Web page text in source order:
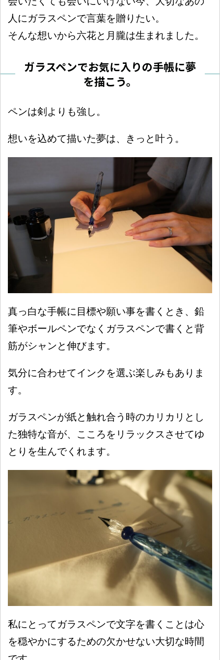
人にガラスペンで言葉を贈りたい。
そんな想いから六花と月朧は生まれました。
ガラスペンでお気に入りの手帳に夢
を描こう。
ペンは剣よりも強し。
想いを込めて描いた夢は、きっと叶う。
真っ白な手帳に目標や願い事を書くとき、鉛
筆やボールペンでなくガラスペンで書くと背
筋がシャンと伸びます。
気分に合わせてインクを選ぶ楽しみもありま
す。
ガラスペンが紙と触れ合う時のカリカリとし
た独特な音が、こころをリラックスさせてゆ
とりを生んでくれます。
私にとってガラスペンで文字を書くことは心
を穏やかにするための欠かせない大切な時間